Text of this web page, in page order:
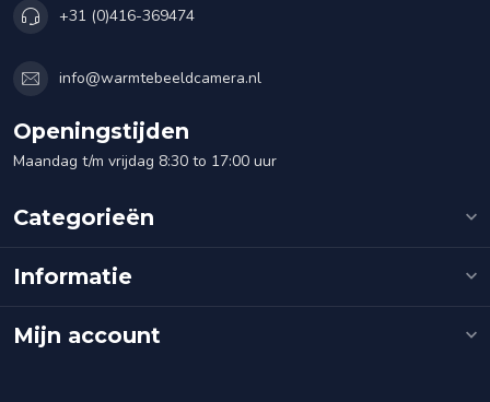
+31 (0)416-369474
info@warmtebeeldcamera.nl
Openingstijden
Maandag t/m vrijdag 8:30 to 17:00 uur
Categorieën
Informatie
Mijn account